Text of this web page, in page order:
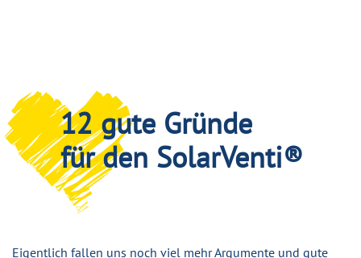
12 gute Gründe
für den SolarVenti®
Eigentlich fallen uns noch viel mehr Argumente und gute